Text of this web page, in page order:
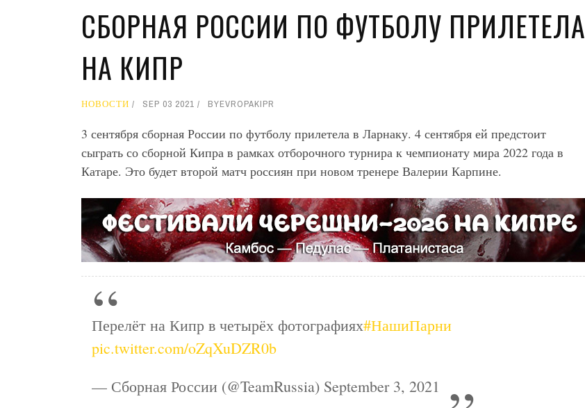
СБОРНАЯ РОССИИ ПО ФУТБОЛУ ПРИЛЕТЕЛА
НА КИПР
НОВОСТИ SEP 03 2021 BYEVROPAKIPR
3 сентября сборная России по футболу прилетела в Ларнаку. 4 сентября ей предстоит
сыграть со сборной Кипра в рамках отборочного турнира к чемпионату мира 2022 года в
Катаре. Это будет второй матч россиян при новом тренере Валерии Карпине.
Перелёт на Кипр в четырёх фотографиях#НашиПарни
pic.twitter.com/oZqXuDZR0b
— Сборная России (@TeamRussia) September 3, 2021